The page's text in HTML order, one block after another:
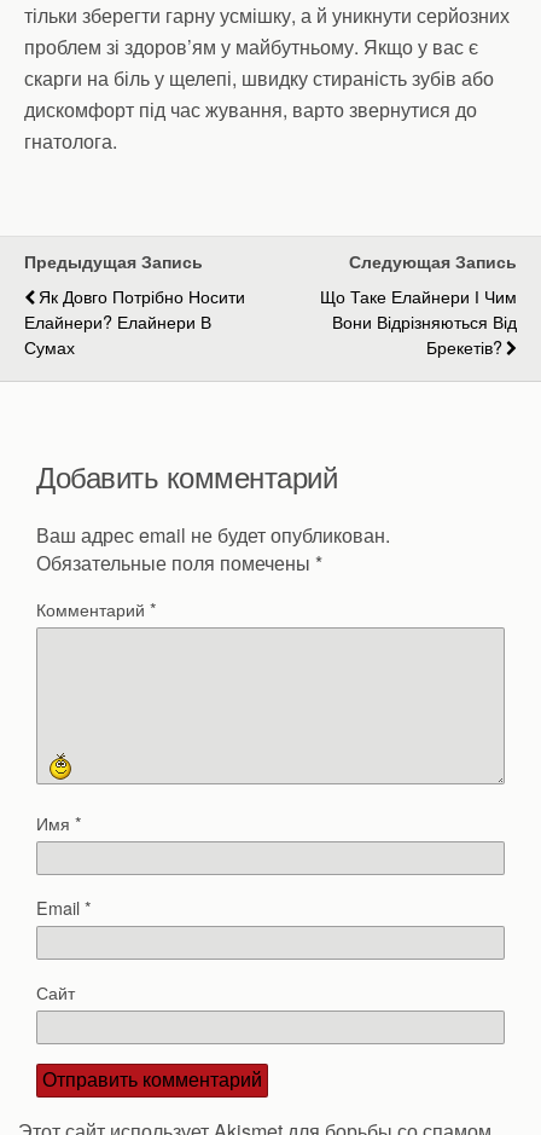
тільки зберегти гарну усмішку, а й уникнути серйозних
проблем зі здоров’ям у майбутньому. Якщо у вас є
скарги на біль у щелепі, швидку стираність зубів або
дискомфорт під час жування, варто звернутися до
гнатолога.
Предыдущая Запись
Як Довго Потрібно Носити
Елайнери? Елайнери В
Сумах
Следующая Запись
Що Таке Елайнери І Чим
Вони Відрізняються Від
Брекетів?
Добавить комментарий
Ваш адрес email не будет опубликован.
Обязательные поля помечены *
Комментарий *
Имя *
Email*
Сайт